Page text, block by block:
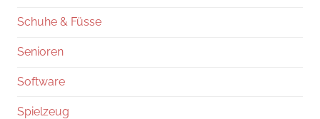
Schuhe & Füsse
Senioren
Software
Spielzeug